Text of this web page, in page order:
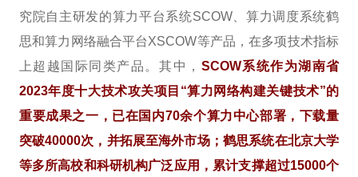
究院自主研发的算力平台系统SCOW、算力调度系统鹤
思和算力网络融合平台XSCOW等产品，在多项技术指标
上超越国际同类产品。其中， SCOW系统作为湖南省
2023年度十大技术攻关项目“算力网络构建关键技术”的
重要成果之一，已在国内70余个算力中心部署，下载量
突破40000次，并拓展至海外市场；鹤思系统在北京大学
等多所高校和科研机构广泛应用，累计支撑超过15000个